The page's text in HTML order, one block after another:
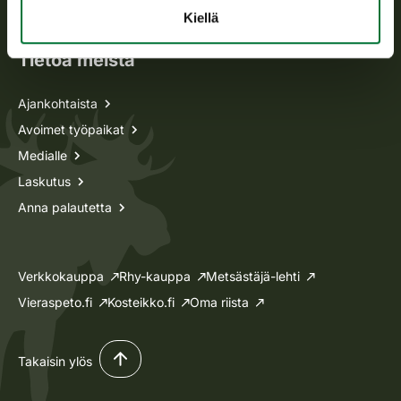
Kiellä
Tietoa meistä
Ajankohtaista
Avoimet työpaikat
Medialle
Laskutus
Anna palautetta
Verkkokauppa Rhy-kauppa
Metsästäjä-lehti
Vieraspeto.fi
Kosteikko.fi Oma riista
Takaisin ylös